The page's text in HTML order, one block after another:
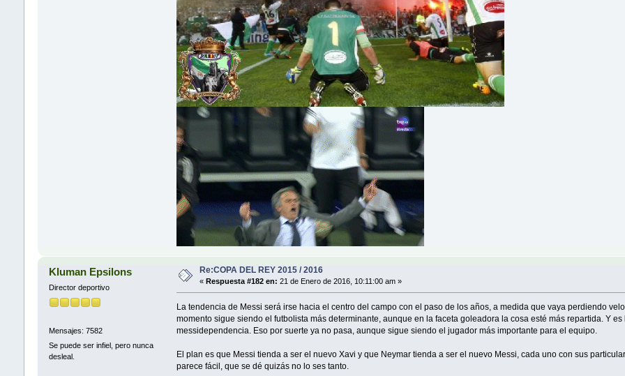
Kluman Epsilons
Director deportivo
Mensajes: 7582
Se puede ser infiel, pero nunca
desleal.
Re:COPA DEL REY 2015 / 2016
« Respuesta #182 en: 21 de Enero de 2016, 10:11:00 am »
La tendencia de Messi será irse hacia el centro del campo con el paso de los años, a medida que vaya perdiendo
momento sigue siendo el futbolista más determinante, aunque en la faceta goleadora la cosa esté más repartida. Y
messidependencia. Eso por suerte ya no pasa, aunque sigue siendo el jugador más importante para el equipo.
El plan es que Messi tienda a ser el nuevo Xavi y que Neymar tienda a ser el nuevo Messi, cada uno con sus
parece fácil, que se dé quizás no lo ses tanto.